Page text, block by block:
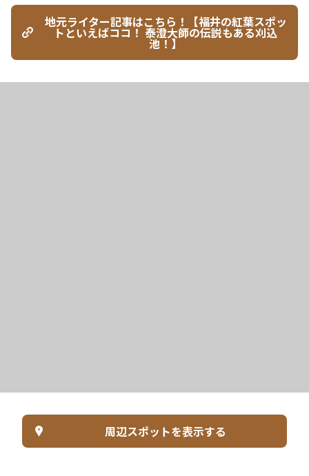
地元ライター記事はこちら！【福井の紅葉スポッ
トといえばココ！ 泰澄大師の伝説もある刈込
池！】
周辺スポットを表示する